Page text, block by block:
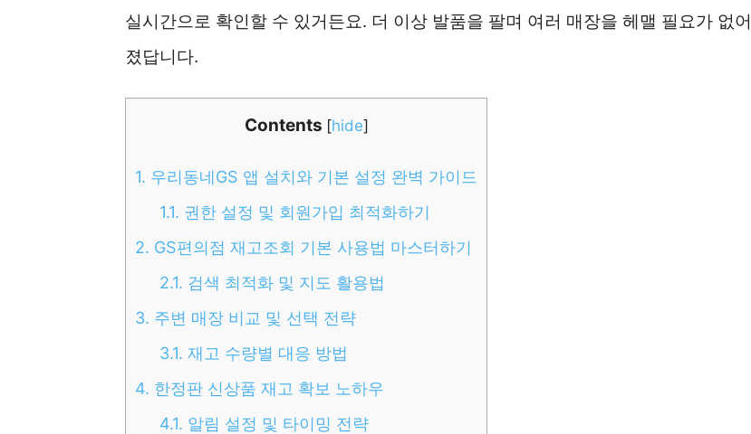
실시간으로 확인할 수 있거든요. 더 이상 발품을 팔며 여러 매장을 헤맬 필요가 없어
졌답니다.
Contents [hide]
1. 우리동네GS 앱 설치와 기본 설정 완벽 가이드
1.1. 권한 설정 및 회원가입 최적화하기
2. GS편의점 재고조회 기본 사용법 마스터하기
2.1. 검색 최적화 및 지도 활용법
3. 주변 매장 비교 및 선택 전략
3.1. 재고 수량별 대응 방법
4. 한정판 신상품 재고 확보 노하우
4.1. 알림 설정 및 타이밍 전략